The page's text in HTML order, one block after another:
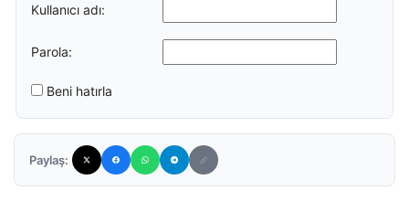
Kullanıcı adı:
Parola:
Beni hatırla
Paylaş: